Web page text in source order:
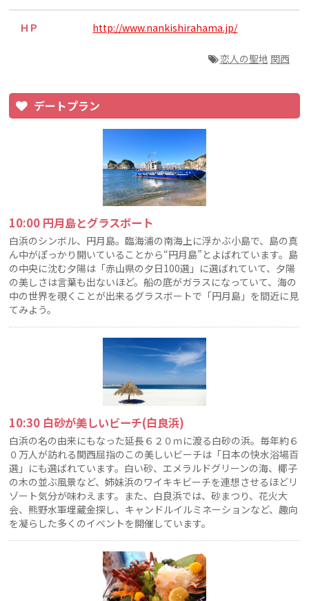
ＨＰ http://www.nankishirahama.jp/
恋人の聖地 関西
デートプラン
10:00 円月島とグラスボート
白浜のシンボル、円月島。臨海浦の南海上に浮かぶ小島で、島の真
ん中がぽっかり開いていることから“円月島”とよばれています。島
の中央に沈む夕陽は「赤山県の夕日100選」に選ばれていて、夕陽
の美しさは言葉も出ないほど。船の底がガラスになっていて、海の
中の世界を覗くことが出来るグラスボートで「円月島」を間近に見
てみよう。
10:30 白砂が美しいビーチ(白良浜)
白浜の名の由来にもなった延長６２０ｍに渡る白砂の浜。毎年約６
０万人が訪れる関西屈指のこの美しいビーチは「日本の快水浴場百
選」にも選ばれています。白い砂、エメラルドグリーンの海、椰子
の木の並ぶ風景など、姉妹浜のワイキキビーチを連想させるほどリ
ゾート気分が味わえます。また、白良浜では、砂まつり、花火大
会、熊野水軍埋蔵金探し、キャンドルイルミネーションなど、趣向
を凝らした多くのイベントを開催しています。